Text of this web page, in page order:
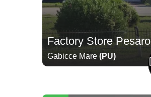
Factory Store Pesaro
Gabicce Mare (PU)